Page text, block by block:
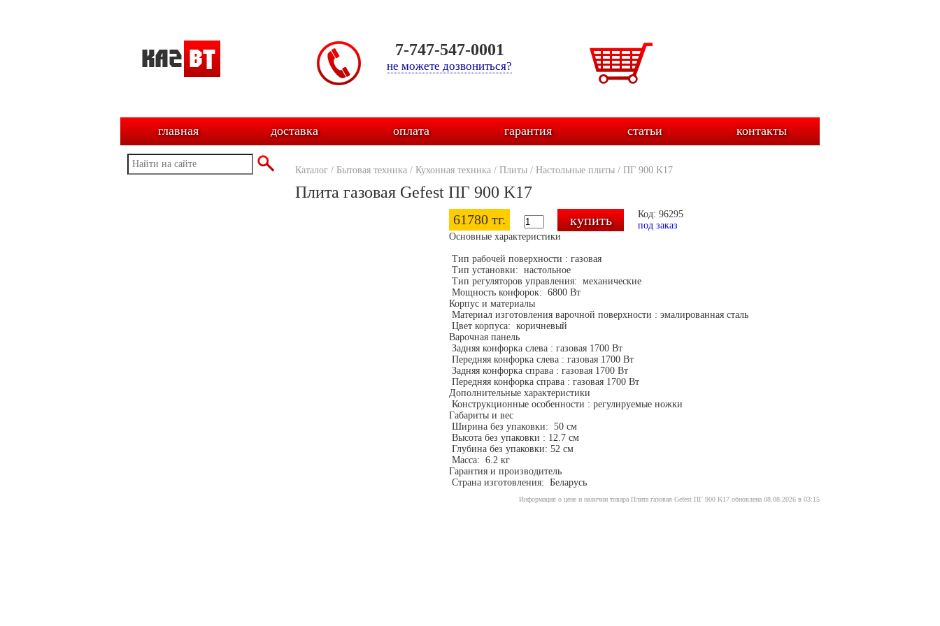
7-747-547-0001
не можете дозвониться?
главная доставка оплата гарантия статьи контакты
Каталог / Бытовая техника / Кухонная техника / Плиты / Настольные плиты / ПГ 900 K17
Плита газовая Gefest ПГ 900 K17
61780 тг.
Код: 96295
под заказ
Основные характеристики
Тип рабочей поверхности : газовая
Тип установки: настольное
Тип регуляторов управления: механические
Мощность конфорок: 6800 Вт
Корпус и материалы
Материал изготовления варочной поверхности : эмалированная сталь
Цвет корпуса: коричневый
Варочная панель
Задняя конфорка слева : газовая 1700 Вт
Передняя конфорка слева : газовая 1700 Вт
Задняя конфорка справа : газовая 1700 Вт
Передняя конфорка справа : газовая 1700 Вт
Дополнительные характеристики
Конструкционные особенности : регулируемые ножки
Габариты и вес
Ширина без упаковки: 50 см
Высота без упаковки : 12.7 см
Глубина без упаковки: 52 см
Масса: 6.2 кг
Гарантия и производитель
Страна изготовления: Беларусь
Информация о цене и наличии товара Плита газовая Gefest ПГ 900 K17 обновлена 08.08.2026 в 03:15